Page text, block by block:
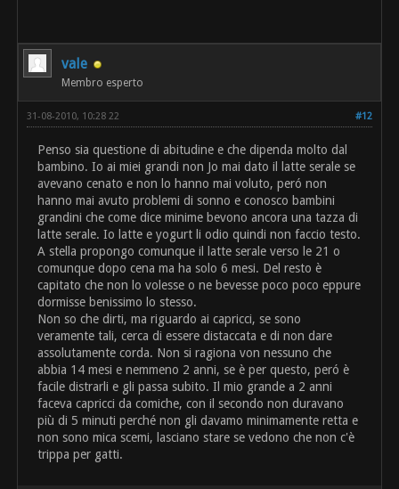
vale
Membro esperto
#12
31-08-2010, 10:28 22
Penso sia questione di abitudine e che dipenda molto dal
bambino. Io ai miei grandi non Jo mai dato il latte serale se
avevano cenato e non lo hanno mai voluto, peró non
hanno mai avuto problemi di sonno e conosco bambini
grandini che come dice minime bevono ancora una tazza di
latte serale. Io latte e yogurt li odio quindi non faccio testo.
A stella propongo comunque il latte serale verso le 21 o
comunque dopo cena ma ha solo 6 mesi. Del resto è
capitato che non lo volesse o ne bevesse poco poco eppure
dormisse benissimo lo stesso.
Non so che dirti, ma riguardo ai capricci, se sono
veramente tali, cerca di essere distaccata e di non dare
assolutamente corda. Non si ragiona von nessuno che
abbia 14 mesi e nemmeno 2 anni, se è per questo, peró è
facile distrarli e gli passa subito. Il mio grande a 2 anni
faceva capricci da comiche, con il secondo non duravano
più di 5 minuti perché non gli davamo minimamente retta e
non sono mica scemi, lasciano stare se vedono che non c'è
trippa per gatti.